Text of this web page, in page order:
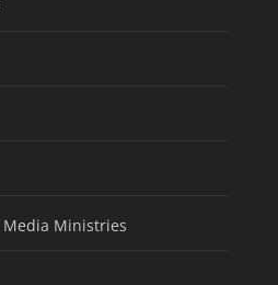
Media Ministries